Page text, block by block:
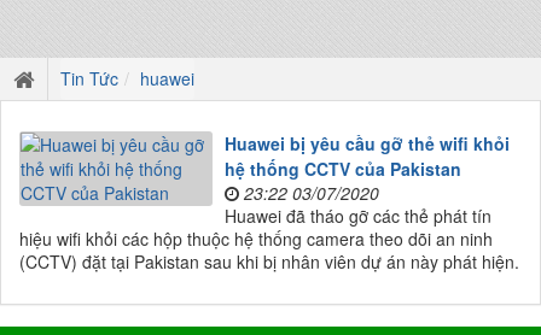
Tin Tức huawei
Huawei bị yêu cầu gỡ thẻ wifi khỏi
hệ thống CCTV của Pakistan
23:22 03/07/2020
Huawei đã tháo gỡ các thẻ phát tín
hiệu wifi khỏi các hộp thuộc hệ thống camera theo dõi an ninh
(CCTV) đặt tại Pakistan sau khi bị nhân viên dự án này phát hiện.